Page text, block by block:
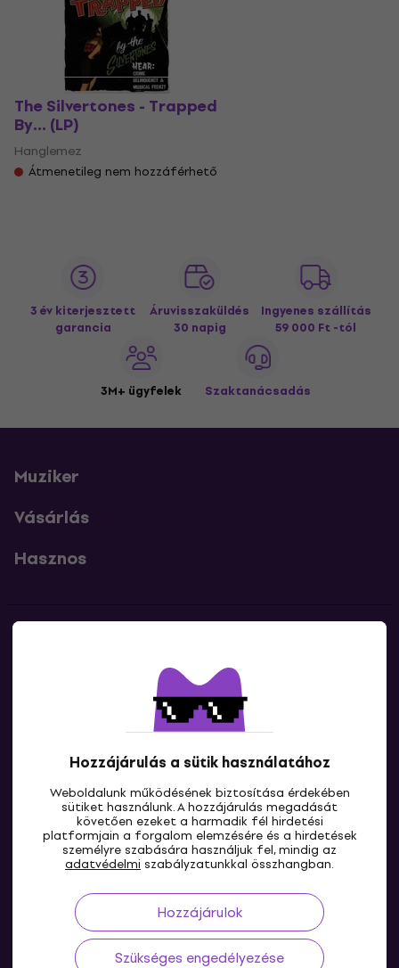
Hozzájárulás a sütik használatához
Weboldalunk működésének biztosítása érdekében
sütiket használunk. A hozzájárulás megadását
követően ezeket a harmadik fél hirdetési
platformjain a forgalom elemzésére és a hirdetések
személyre szabására használjuk fel, mindig az
adatvédelmi szabályzatunkkal összhangban.
Hozzájárulok
Szükséges engedélyezése
The Silvertones - Trapped
By... (LP)
Hanglemez
Átmenetileg nem hozzáférhető
3 év kiterjesztett
garancia
Áruvisszaküldés
30 napig
Ingyenes szállítás
59 000 Ft -tól
3M+ ügyfelek Szaktanácsadás
Muziker
Vásárlás
Hasznos
Lépj kapcsolatba velünk
HU